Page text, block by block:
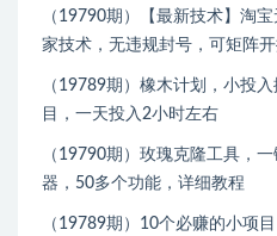
（19790期）【最新技术】淘
家技术，无违规封号，可矩阵
（19789期）橡木计划，小投
目，一天投入2小时左右
（19790期）玫瑰克隆工具，
器，50多个功能，详细教程
（19789期）10个必赚的小项